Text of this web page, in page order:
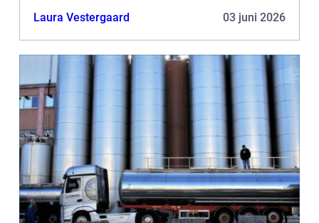
Laura Vestergaard 03 juni 2026